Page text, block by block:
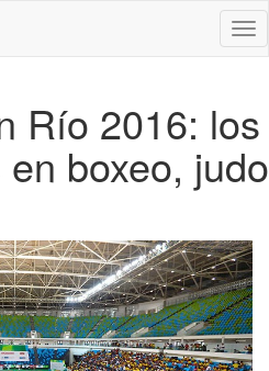
Río 2016: los
boxeo, judo